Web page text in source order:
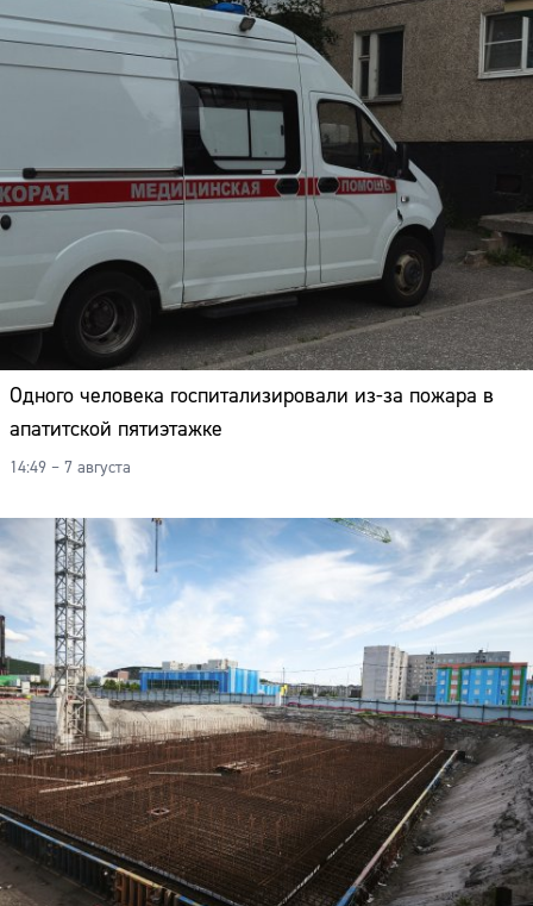
Одного человека госпитализировали из-за пожара в
апатитской пятиэтажке
14:49 – 7 августа